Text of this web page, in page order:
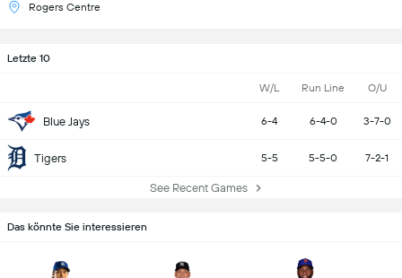
Rogers Centre
Letzte 10
W/L Run Line O/U
Blue Jays 6-4 6-4-0 3-7-0
Tigers 5-5 5-5-0 7-2-1
See Recent Games
Das könnte Sie interessieren